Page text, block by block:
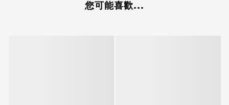
您可能喜歡...